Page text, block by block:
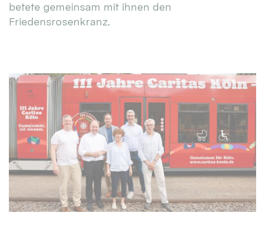
betete gemeinsam mit ihnen den
Friedensrosenkranz.